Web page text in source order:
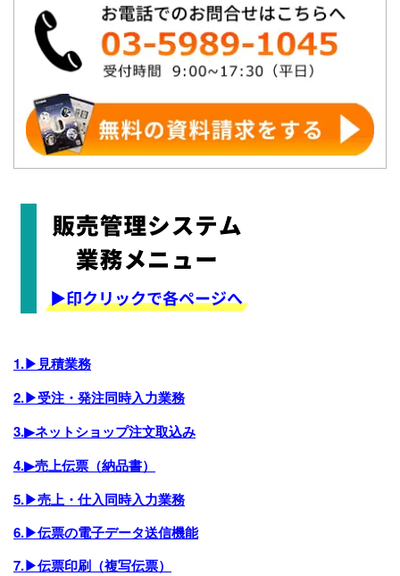
1.▶見積業務
2.▶受注・発注同時入力業務
3.▶ネットショップ注文取込み
4.▶売上伝票（納品書）
5.▶売上・仕入同時入力業務
6.▶伝票の電子データ送信機能
7.▶伝票印刷（複写伝票）